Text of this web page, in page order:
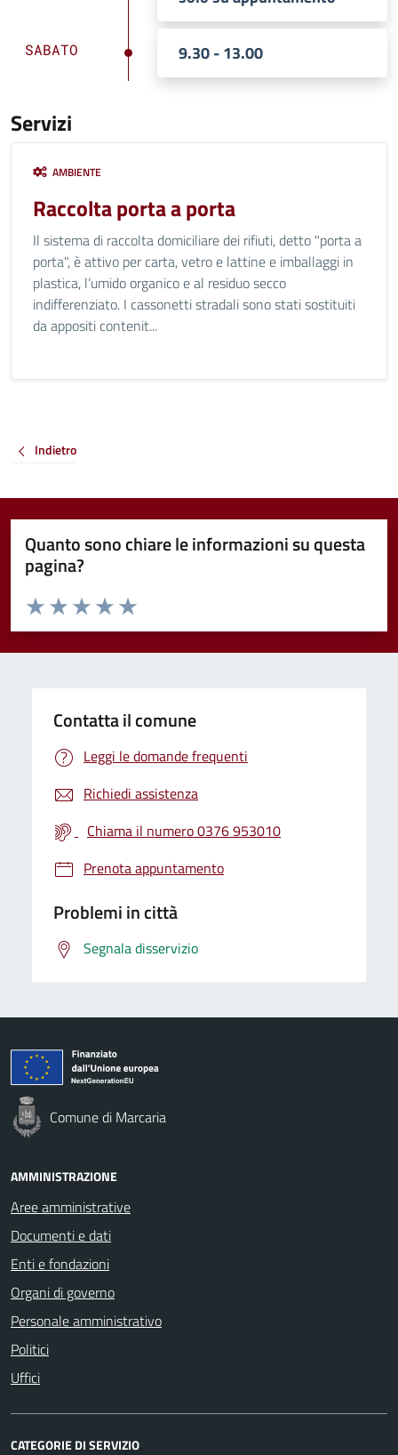
SABATO 9.30 - 13.00
Servizi
AMBIENTE
Raccolta porta a porta
Il sistema di raccolta domiciliare dei rifiuti, detto "porta a
porta", è attivo per carta, vetro e lattine e imballaggi in
plastica, l’umido organico e al residuo secco
indifferenziato. I cassonetti stradali sono stati sostituiti
da appositi contenit...
Indietro
Quanto sono chiare le informazioni su questa
pagina?
Valuta da 1 a 5 stelle la pagina
Valuta 5 stelle su 5
Valuta 4 stelle su 5
Valuta 3 stelle su 5
Valuta 2 stelle su 5
Valuta 1 stelle su 5
Contatta il comune
Leggi le domande frequenti
Richiedi assistenza
Chiama il numero 0376 953010
Prenota appuntamento
Problemi in città
Segnala disservizio
Comune di Marcaria
AMMINISTRAZIONE
Aree amministrative
Documenti e dati
Enti e fondazioni
Organi di governo
Personale amministrativo
Politici
Uffici
CATEGORIE DI SERVIZIO